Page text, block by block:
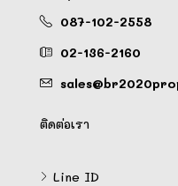
087-102-2558
02-136-2160
ติดต่อเรา
Line ID